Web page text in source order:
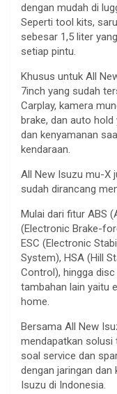
dengan mudah di
Seperti tool kits,
sebesar 1,5 liter
setiap pintu.
Khusus untuk All
7inch yang sudah
Carplay, kamera
brake, dan auto
dan kenyamanan
kendaraan.
All New Isuzu mu-X
sudah dirancang
Mulai dari fitur ABS
(Electronic Brake-
ESC (Electronic
System), HSA (Hill
Control), hingga
tambahan lain yaitu
home.
Bersama All New
mendapatkan solusi
soal service dan
dengan jaringan
Isuzu di Indonesia.